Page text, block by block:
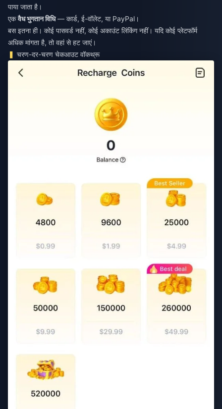
पाया जाता है।
एकवैध भुगतान विधि— कार्ड, ई-वॉलेट, या PayPal।
बस इतना ही। कोई पासवर्ड नहीं, कोई अकाउंट लिंकिंग नहीं। यदि कोई प्लेटफॉर्म
अधिक मांगता है, तो वहां से हट जाएं।
चरण-दर-चरण चेकआउट वॉकथ्रू